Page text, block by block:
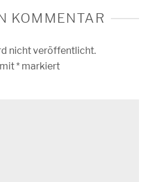
KOMMENTAR
nicht veröffentlicht.
* markiert